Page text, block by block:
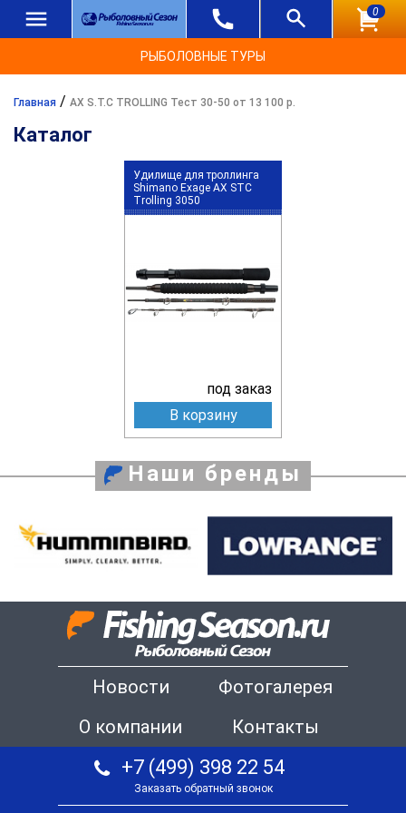
0
РЫБОЛОВНЫЕ ТУРЫ
Главная / AX S.T.C TROLLING Тест 30-50 от 13 100 р.
Каталог
Удилище для троллинга
Shimano Exage AX STC
Trolling 3050
под заказ
В корзину
Наши бренды
Новости
Фотогалерея
О компании
Контакты
+7 (499) 398 22 54
Заказать обратный звонок